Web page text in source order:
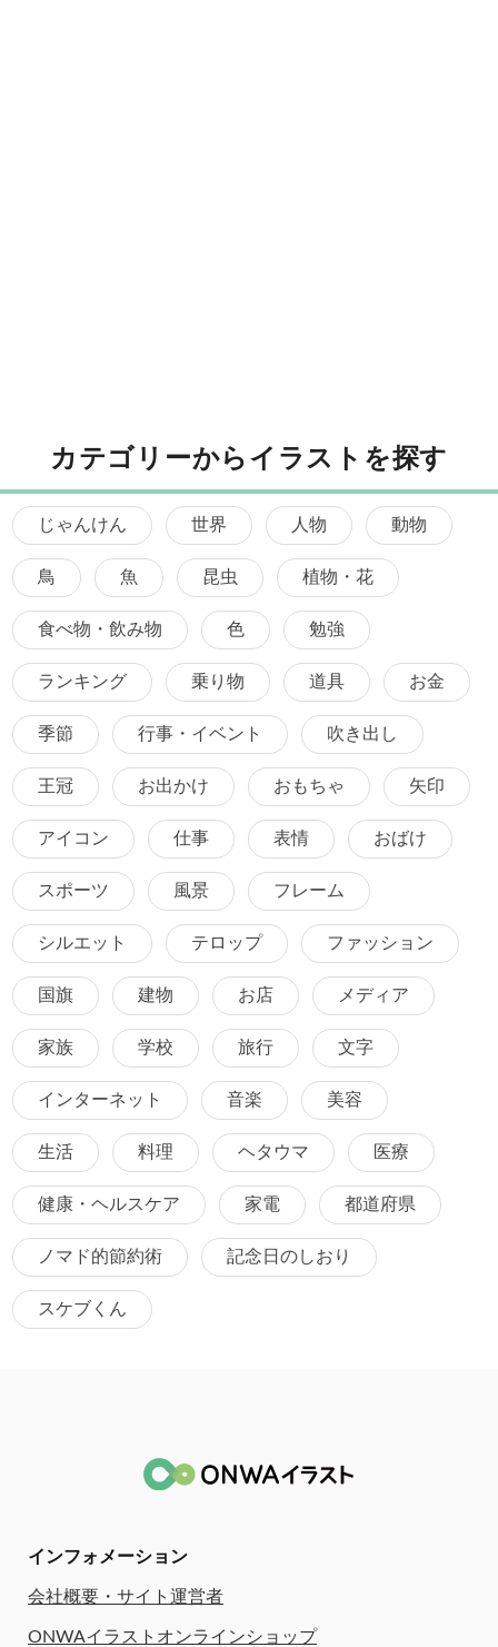
カテゴリーからイラストを探す
じゃんけん 世界 人物 動物
鳥 魚 昆虫 植物・花
食べ物・飲み物 色 勉強
ランキング 乗り物 道具 お金
季節 行事・イベント 吹き出し
王冠 お出かけ おもちゃ 矢印
アイコン 仕事 表情 おばけ
スポーツ 風景 フレーム
シルエット テロップ ファッション
国旗 建物 お店 メディア
家族 学校 旅行 文字
インターネット 音楽 美容
生活 料理 ヘタウマ 医療
健康・ヘルスケア 家電 都道府県
ノマド的節約術 記念日のしおり
スケブくん
インフォメーション
会社概要・サイト運営者
ONWAイラストオンラインショップ